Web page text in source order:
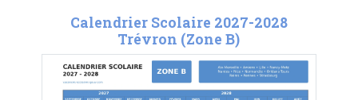
Calendrier Scolaire 2027-2028
Trévron (Zone B)